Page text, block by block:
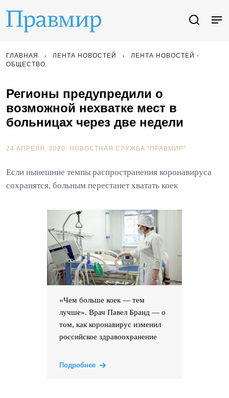
ГЛАВНАЯ ЛЕНТА НОВОСТЕЙ
ЛЕНТА НОВОСТЕЙ -
ОБЩЕСТВО
Регионы предупредили о
возможной нехватке мест в
больницах через две недели
24 АПРЕЛЯ, 2020. НОВОСТНАЯ СЛУЖБА "ПРАВМИР"
Если нынешние темпы распространения коронавируса
сохранятся, больным перестанет хватать коек
«Чем больше коек — тем
лучше». Врач Павел Бранд — о
том, как коронавирус изменил
российское здравоохранение
Подробнее